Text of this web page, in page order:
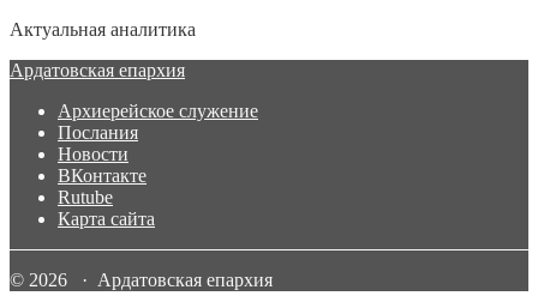
Актуальная аналитика
Ардатовская епархия
Архиерейское служение
Послания
Новости
ВКонтакте
Rutube
Карта сайта
© 2026 · Ардатовская епархия